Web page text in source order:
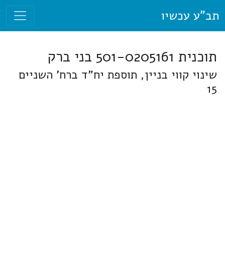
תב"ע עכשיו
תוכנית 501-0205161 בני ברק
שינוי קווי בניין, תוספת יח"ד ברח' השניים
15